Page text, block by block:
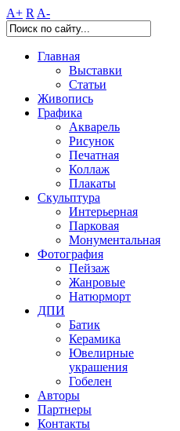
A+ R A-
Главная
Выставки
Статьи
Живопись
Графика
Акварель
Рисунок
Печатная
Коллаж
Плакаты
Скульптура
Интерьерная
Парковая
Монументальная
Фотография
Пейзаж
Жанровые
Натюрморт
ДПИ
Батик
Керамика
Ювелирные
украшения
Гобелен
Авторы
Партнеры
Контакты